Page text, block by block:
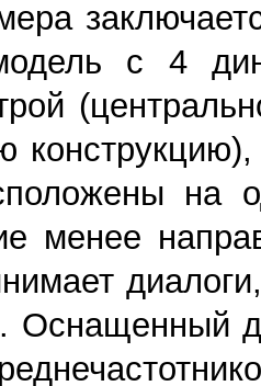
с 4
на
менее
Оснащенный